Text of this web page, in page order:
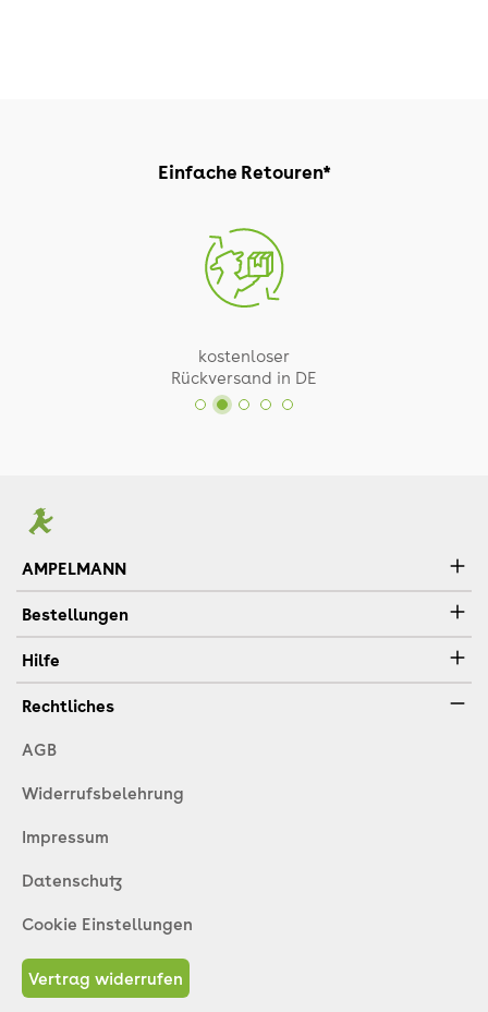
Einfache Retouren*
kostenloser
Rückversand in DE
AMPELMANN
Bestellungen
Hilfe
Rechtliches
AGB
Widerrufsbelehrung
Impressum
Datenschutz
Cookie Einstellungen
Vertrag widerrufen